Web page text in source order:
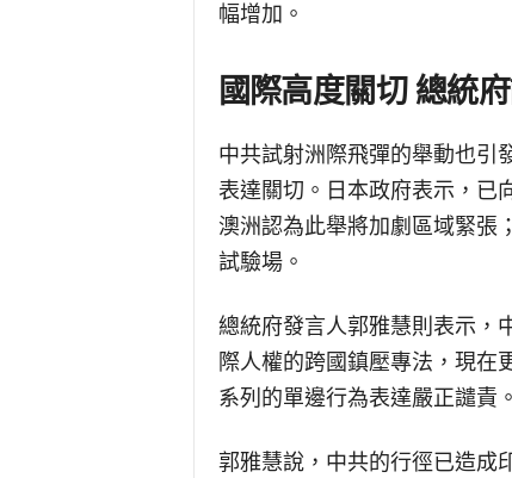
幅增加。
國際高度關切 總統
中共試射洲際飛彈的舉動也引
表達關切。日本政府表示，已
澳洲認為此舉將加劇區域緊張
試驗場。
總統府發言人郭雅慧則表示，
際人權的跨國鎮壓專法，現在
系列的單邊行為表達嚴正譴責。
郭雅慧說，中共的行徑已造成